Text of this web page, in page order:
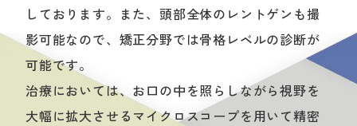
しております。また、頭部全体のレントゲンも撮
影可能なので、矯正分野では骨格レベルの診断が
可能です。
治療においては、お口の中を照らしながら視野を
大幅に拡大させるマイクロスコープを用いて精密